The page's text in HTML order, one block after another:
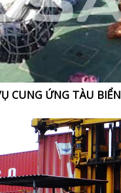
CUNG ỨNG TÀU BIỂN